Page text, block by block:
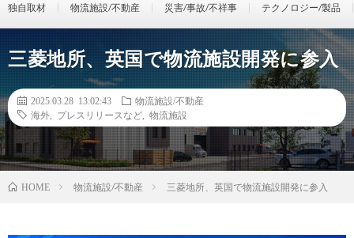
独自取材 物流施設/不動産 災害/事故/不祥事 テクノロジー/製品
三菱地所、英国で物流施設開発に参入
2025.03.28 13:02:43
物流施設/不動産
海外
プレスリリースなど 物流施設
HOME 物流施設/不動産 三菱地所、英国で物流施設開発に参入